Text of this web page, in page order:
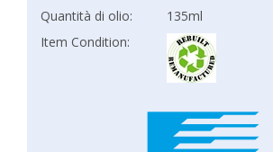
Quantità di olio:
135ml
Item Condition: